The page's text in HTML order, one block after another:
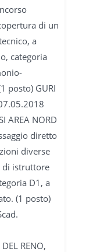
di un
a
categoria
posto) GURI
AREA NORD
diretto
diverse
di istruttore
D1, a
(1 posto)
RENO,